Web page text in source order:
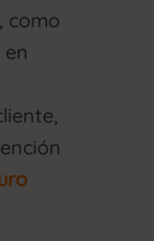
como